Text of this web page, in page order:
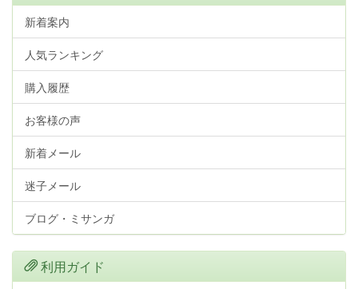
新着案内
人気ランキング
購入履歴
お客様の声
新着メール
迷子メール
ブログ・ミサンガ
利用ガイド